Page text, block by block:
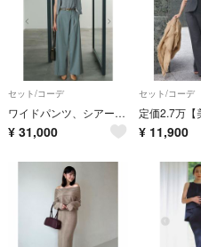
セット/コーデ
ワイドパンツ、シアーブラウスの２点セット
¥ 31,000
セット/コーデ
¥ 11,900